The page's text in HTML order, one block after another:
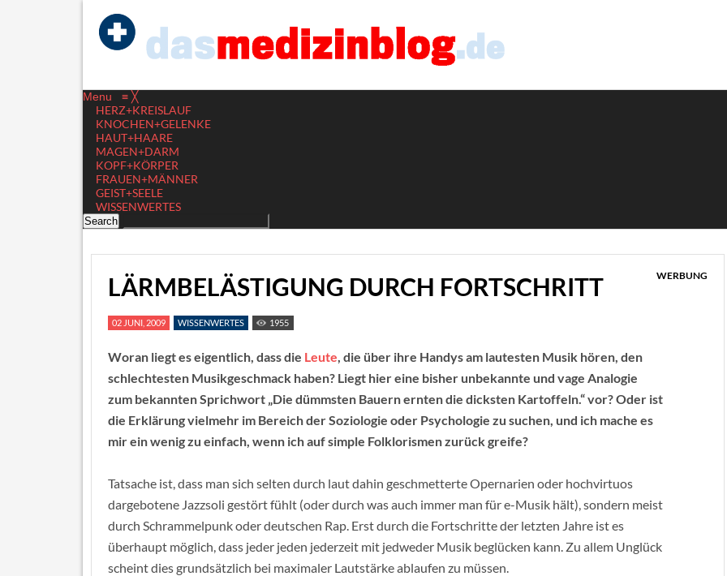
Menu ≡ ╳
HERZ+KREISLAUF
KNOCHEN+GELENKE
HAUT+HAARE
MAGEN+DARM
KOPF+KÖRPER
FRAUEN+MÄNNER
GEIST+SEELE
WISSENWERTES
LÄRMBELÄSTIGUNG DURCH FORTSCHRITT WERBUNG
02 JUNI, 2009 WISSENWERTES 1955
Woran liegt es eigentlich, dass die Leute, die über ihre Handys am lautesten Musik hören, den
schlechtesten Musikgeschmack haben? Liegt hier eine bisher unbekannte und vage Analogie
zum bekannten Sprichwort „Die dümmsten Bauern ernten die dicksten Kartoffeln.“ vor? Oder ist
die Erklärung vielmehr im Bereich der Soziologie oder Psychologie zu suchen, und ich mache es
mir ein wenig zu einfach, wenn ich auf simple Folklorismen zurück greife?
Tatsache ist, dass man sich selten durch laut dahin geschmetterte Opernarien oder hochvirtuos
dargebotene Jazzsoli gestört fühlt (oder durch was auch immer man für e-Musik hält), sondern meist
durch Schrammelpunk oder deutschen Rap. Erst durch die Fortschritte der letzten Jahre ist es
überhaupt möglich, dass jeder jeden jederzeit mit jedweder Musik beglücken kann. Zu allem Unglück
scheint dies grundsätzlich bei maximaler Lautstärke ablaufen zu müssen.